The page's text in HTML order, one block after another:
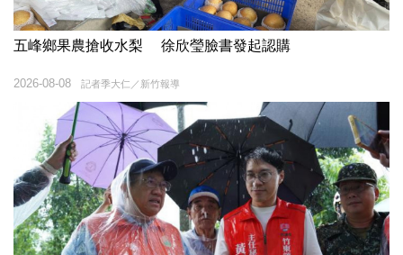
五峰鄉果農搶收水梨 徐欣瑩臉書發起認購
記者季大仁／新竹報導
2026-08-08